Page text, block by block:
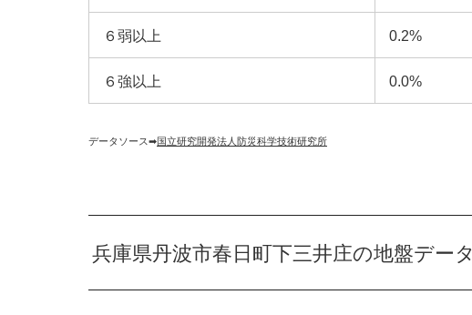
６弱以上 0.2%
６強以上 0.0%
データソース➡︎国立研究開発法人防災科学技術研究所
兵庫県丹波市春日町下三井庄の地盤データ